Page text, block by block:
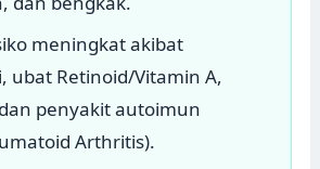
meningkat akibat
ubat Retinoid/Vitamin A,
penyakit autoimun
Arthritis).